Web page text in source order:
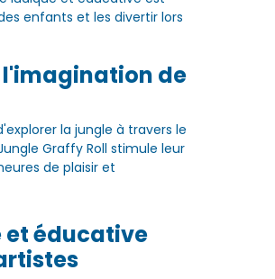
enfants et les divertir lors
l'imagination de
la jungle à travers le
Graffy Roll stimule leur
de plaisir et
et éducative